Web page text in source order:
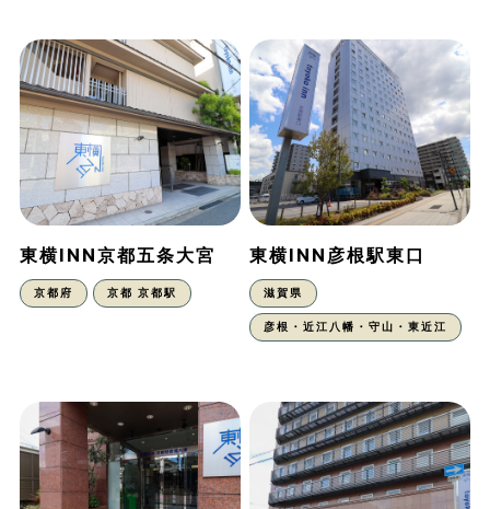
東横INN京都五条大宮
京都府 京都 京都駅
東横INN彦根駅東口
滋賀県
彦根・近江八幡・守山・東近江